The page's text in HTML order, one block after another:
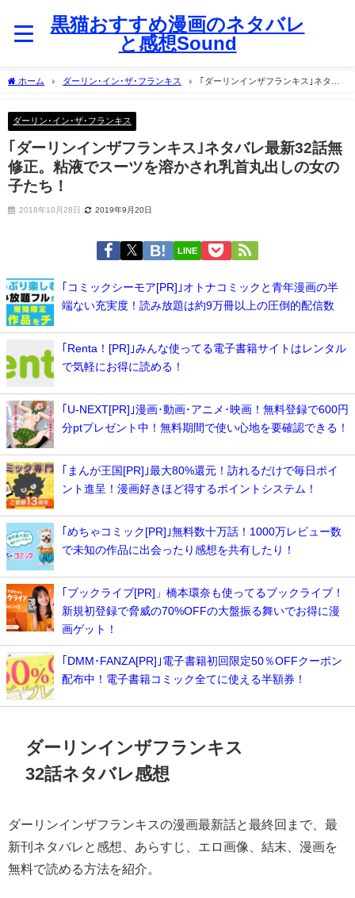
黒猫おすすめ漫画のネタバレ
と感想Sound
ホーム ダーリン･イン･ザ･フランキス
｢ダーリンインザフランキス｣ネタバ
ダーリン･イン･ザ･フランキス
｢ダーリンインザフランキス｣ネタバレ最新32話無
修正。粘液でスーツを溶かされ乳首丸出しの女の
子たち！
2018年10月28日 2019年9月20日
LINE
｢コミックシーモア[PR]｣オトナコミックと青年漫画の半
端ない充実度！読み放題は約9万冊以上の圧倒的配信数
｢Renta！[PR]｣みんな使ってる電子書籍サイトはレンタル
で気軽にお得に読める！
｢U-NEXT[PR]｣漫画･動画･アニメ･映画！無料登録で600円
分ptプレゼント中！無料期間で使い心地を要確認できる！
｢まんが王国[PR]｣最大80%還元！訪れるだけで毎日ポイ
ント進呈！漫画好きほど得するポイントシステム！
｢めちゃコミック[PR]｣無料数十万話！1000万レビュー数
で未知の作品に出会ったり感想を共有したり！
｢ブックライブ[PR]」橋本環奈も使ってるブックライブ！
新規初登録で脅威の70%OFFの大盤振る舞いでお得に漫
画ゲット！
｢DMM･FANZA[PR]｣電子書籍初回限定50％OFFクーポン
配布中！電子書籍コミック全てに使える半額券！
ダーリンインザフランキス
32話ネタバレ感想
ダーリンインザフランキスの漫画最新話と最終回まで、最
新刊ネタバレと感想、あらすじ、エロ画像、結末、漫画を
無料で読める方法を紹介。